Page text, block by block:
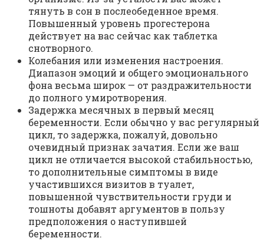
тянуть в сон в послеобеденное время.
Повышенный уровень прогестерона
действует на вас сейчас как таблетка
снотворного.
Колебания или изменения настроения.
Диапазон эмоций и общего эмоционального
фона весьма широк — от раздражительности
до полного умиротворения.
Задержка месячных в первый месяц
беременности. Если обычно у вас регулярный
цикл, то задержка, пожалуй, довольно
очевидный признак зачатия. Если же ваш
цикл не отличается высокой стабильностью,
то дополнительные симптомы в виде
участившихся визитов в туалет,
повышенной чувствительности груди и
тошноты добавят аргументов в пользу
предположения о наступившей
беременности.